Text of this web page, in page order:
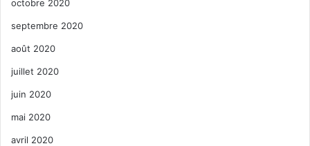
octobre 2020
septembre 2020
août 2020
juillet 2020
juin 2020
mai 2020
avril 2020